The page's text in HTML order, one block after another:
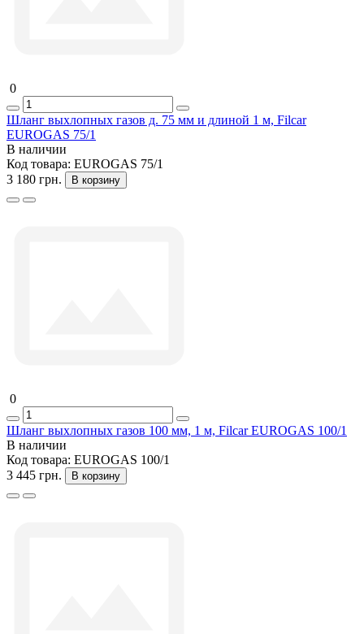
0
Шланг выхлопных газов д. 75 мм и длиной 1 м, Filcar
EUROGAS 75/1
В наличии
Код товара: EUROGAS 75/1
3 180 грн.
В корзину
0
Шланг выхлопных газов 100 мм, 1 м, Filcar EUROGAS 100/1
В наличии
Код товара: EUROGAS 100/1
3 445 грн.
В корзину